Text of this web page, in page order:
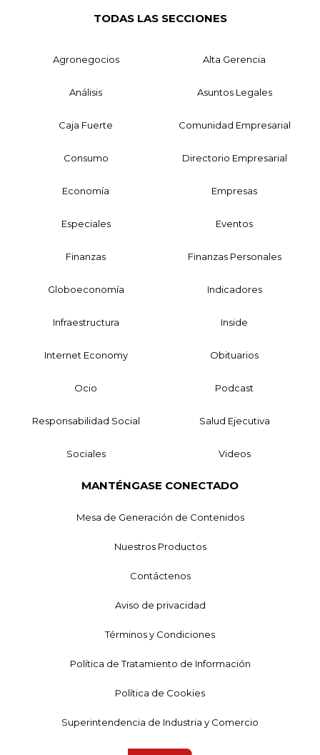
TODAS LAS SECCIONES
Agronegocios Alta Gerencia
Análisis Asuntos Legales
Caja Fuerte Comunidad Empresarial
Consumo Directorio Empresarial
Economía Empresas
Especiales Eventos
Finanzas Finanzas Personales
Globoeconomía Indicadores
Infraestructura Inside
Internet Economy Obituarios
Ocio Podcast
Responsabilidad Social Salud Ejecutiva
Sociales Videos
MANTÉNGASE CONECTADO
Mesa de Generación de Contenidos
Nuestros Productos
Contáctenos
Aviso de privacidad
Términos y Condiciones
Política de Tratamiento de Información
Política de Cookies
Superintendencia de Industria y Comercio